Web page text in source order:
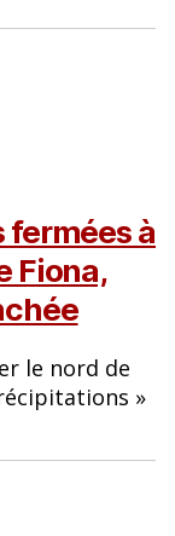
fermées à
Fiona,
le nord de
»